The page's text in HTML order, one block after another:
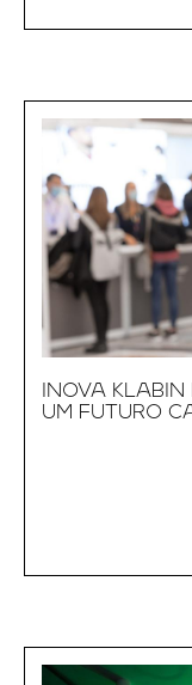
INOVA KLABIN
UM FUTURO